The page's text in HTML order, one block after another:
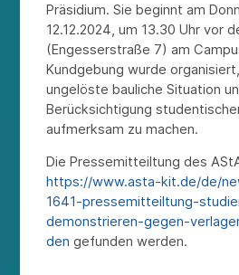
Präsidium. Sie beginnt am
12.12.2024, um 13.30 Uhr vor
(Engesserstraße 7) am
Kundgebung wurde
ungelöste bauliche Situation
Berücksichtigung
aufmerksam zu machen.
Die Pressemitteiltung des
https://www.asta-kit.de/de/
1641-pressemitteiltung-
demonstrieren-gegen-
den gefunden werden.